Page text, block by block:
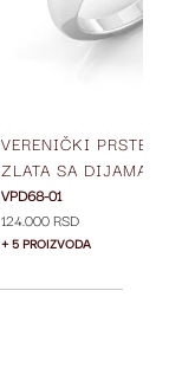
VERENIČKI PRSTEN
ZLATA SA
01
VPD68-01
124.000 RSD
+ 5 PROIZVODA